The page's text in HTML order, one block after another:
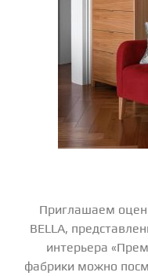
Приглашаем
BELLA,
интерьера
фабрики можно